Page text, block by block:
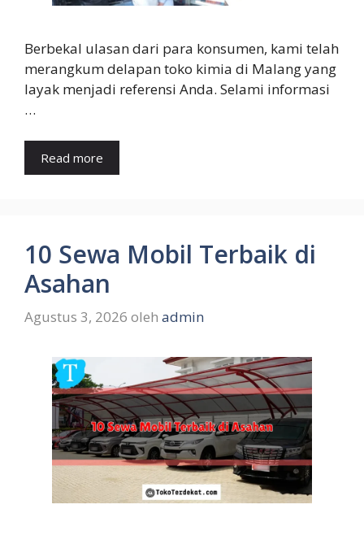
Berbekal ulasan dari para konsumen, kami telah
merangkum delapan toko kimia di Malang yang
layak menjadi referensi Anda. Selami informasi
…
Read more
10 Sewa Mobil Terbaik di
Asahan
Agustus 3, 2026 oleh admin